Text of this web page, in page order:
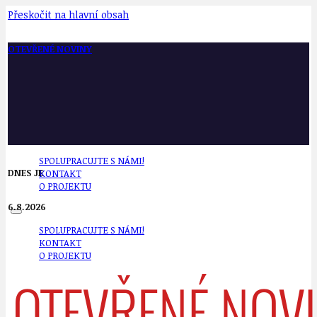
Přeskočit na hlavní obsah
OTEVŘENÉ NOVINY
SPOLUPRACUJTE S NÁMI!
KONTAKT
O PROJEKTU
SPOLUPRACUJTE S NÁMI!
KONTAKT
O PROJEKTU
DNES JE
6.8.2026